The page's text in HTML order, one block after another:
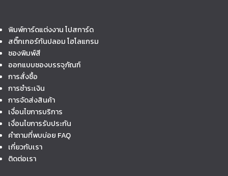
พิมพ์การ์ดแต่งงาน โปสการ์ด
สติ๊กเกอร์กันปลอม โฮโลแกรม
ซองพิมพ์สี
ออกแบบซองบรรจุภัณฑ์
การสั่งซื้อ
การชำระเงิน
การจัดส่งสินค้า
เงื่อนไขการบริการ
เงื่อนไขการรับประกัน
คำถามที่พบบ่อย FAQ
เกี่ยวกับเรา
ติดต่อเรา